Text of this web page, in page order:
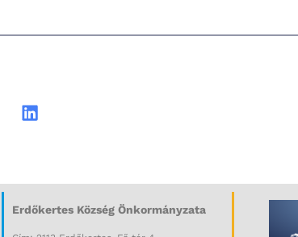
Erdőkertes Község Önkormányzata